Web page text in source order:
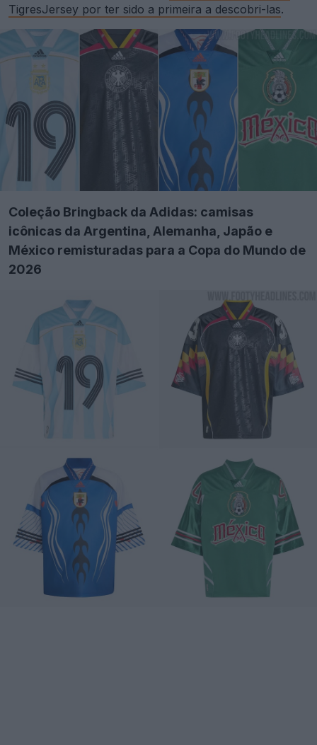
TigresJersey por ter sido a primeira a descobri-las.
Coleção Bringback da Adidas: camisas
icônicas da Argentina, Alemanha, Japão e
México remisturadas para a Copa do Mundo de
2026